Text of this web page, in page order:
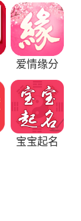
爱情缘分
宝宝起名